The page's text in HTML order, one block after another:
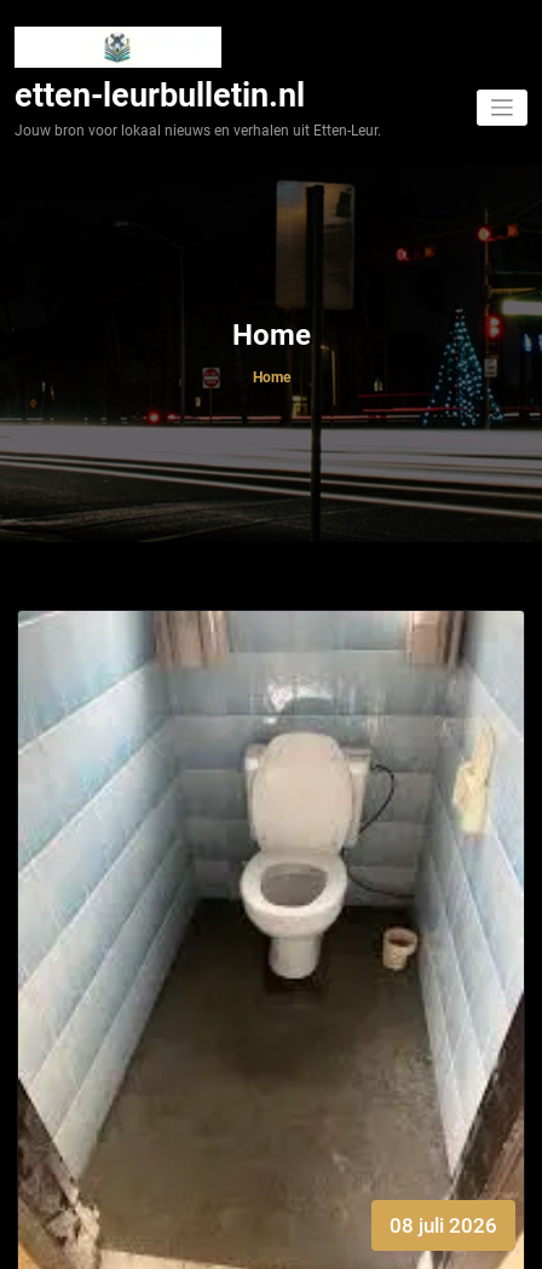
etten-leurbulletin.nl
Jouw bron voor lokaal nieuws en verhalen uit Etten-Leur.
Home
Home
08 juli 2026